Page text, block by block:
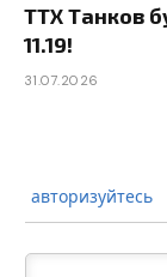
ТТХ Танков
11.19!
31.07.2026
авторизуйтесь